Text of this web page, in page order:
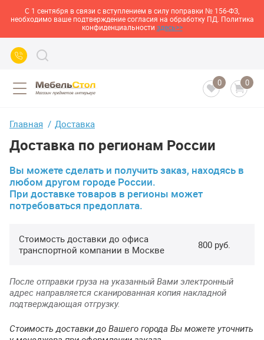
С 1 сентября в связи с вступлением в силу поправки № 156-ФЗ,
необходимо ваше подтверждение согласия на обработку ПД. Политика
конфиденциальности здесь>>
0 0
Главная Доставка
Доставка по регионам России
Вы можете сделать и получить заказ, находясь в
любом другом городе России.
При доставке товаров в регионы может
потребоваться предоплата.
Стоимость доставки до офиса
транспортной компании в Москве
800 руб.
После отправки груза на указанный Вами электронный
адрес направляется сканированная копия накладной
подтверждающая отгрузку.
Стоимость доставки до Вашего города Вы можете уточнить